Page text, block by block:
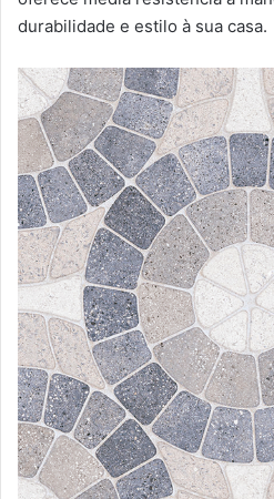
durabilidade e estilo à sua casa.